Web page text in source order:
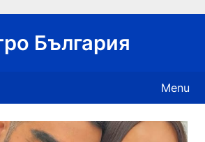
България
Menu